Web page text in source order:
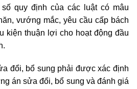
quy định của các luật có mâu
vướng mắc, yêu cầu cấp bách
kiện thuận lợi cho hoạt động đầu
đổi, bổ sung phải được xác định
án sửa đổi, bổ sung và đánh giá